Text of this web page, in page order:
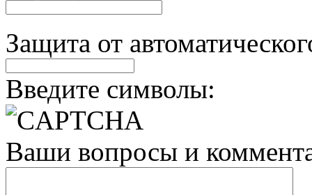
Защита от
Введите символы:
Ваши вопросы и